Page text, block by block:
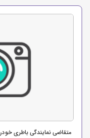
متقاضی نمایندگی باطری